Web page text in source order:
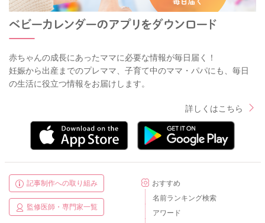
赤ちゃんの成長にあったママに必要な情報が毎日届く！
妊娠から出産までのプレママ、子育て中のママ・パパにも、毎日
の生活に役立つ情報をお届けします。
詳しくはこちら
記事制作への取り組み
監修医師・専門家一覧
おすすめ
名前ランキング検索
アワード